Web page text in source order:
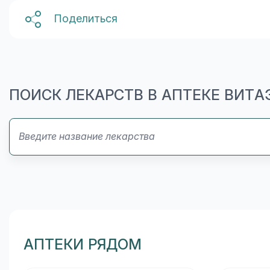
Поделиться
ПОИСК ЛЕКАРСТВ В АПТЕКЕ
АПТЕКИ РЯДОМ